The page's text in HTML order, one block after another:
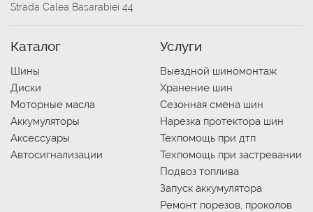
Strada Calea Basarabiei 44
Каталог
Шины
Диски
Моторные масла
Аккумуляторы
Аксессуары
Автосигнализации
Услуги
Выездной шиномонтаж
Хранение шин
Сезонная смена шин
Нарезка протектора шин
Техпомощь при дтп
Техпомощь при застревании
Подвоз топлива
Запуск аккумулятора
Ремонт порезов, проколов